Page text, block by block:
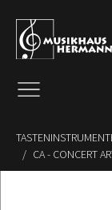
Zum Hauptinhalt
CA - CONCERT